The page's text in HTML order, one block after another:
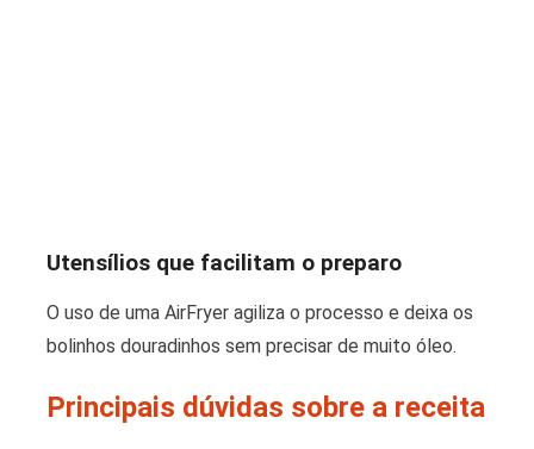
Utensílios que facilitam o preparo
O uso de uma AirFryer agiliza o processo e deixa os
bolinhos douradinhos sem precisar de muito óleo.
Principais dúvidas sobre a receita